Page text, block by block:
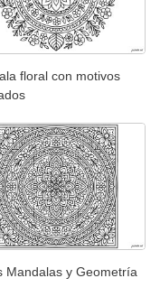
floral con motivos
Mandalas y Geometría